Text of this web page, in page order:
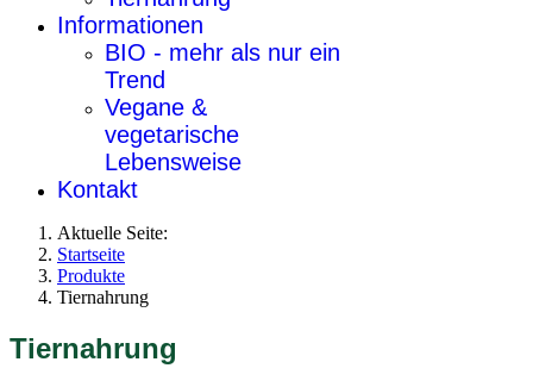
Informationen
BIO - mehr als nur ein
Trend
Vegane &
vegetarische
Lebensweise
Kontakt
Aktuelle Seite:
Startseite
Produkte
Tiernahrung
Tiernahrung